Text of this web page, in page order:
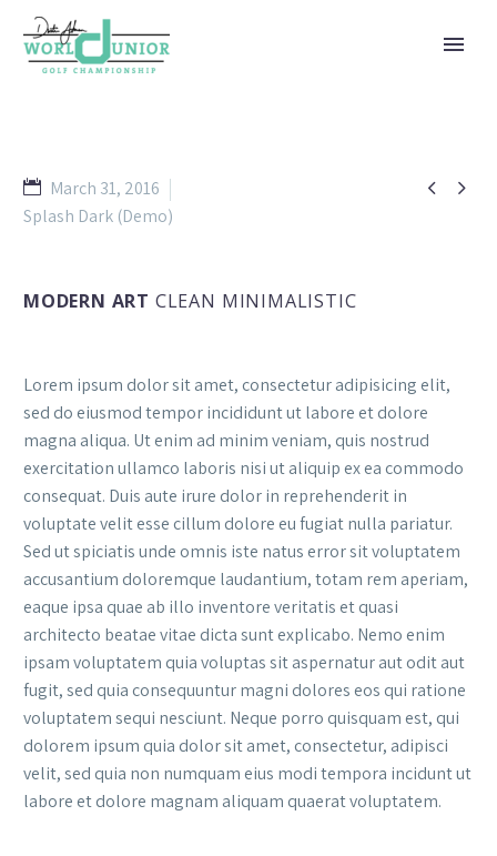
 
March 31, 2016
Splash Dark (Demo)
MODERN ART CLEAN MINIMALISTIC
Lorem ipsum dolor sit amet, consectetur adipisicing elit,
sed do eiusmod tempor incididunt ut labore et dolore
magna aliqua. Ut enim ad minim veniam, quis nostrud
exercitation ullamco laboris nisi ut aliquip ex ea commodo
consequat. Duis aute irure dolor in reprehenderit in
voluptate velit esse cillum dolore eu fugiat nulla pariatur.
Sed ut spiciatis unde omnis iste natus error sit voluptatem
accusantium doloremque laudantium, totam rem aperiam,
eaque ipsa quae ab illo inventore veritatis et quasi
architecto beatae vitae dicta sunt explicabo. Nemo enim
ipsam voluptatem quia voluptas sit aspernatur aut odit aut
fugit, sed quia consequuntur magni dolores eos qui ratione
voluptatem sequi nesciunt. Neque porro quisquam est, qui
dolorem ipsum quia dolor sit amet, consectetur, adipisci
velit, sed quia non numquam eius modi tempora incidunt ut
labore et dolore magnam aliquam quaerat voluptatem.